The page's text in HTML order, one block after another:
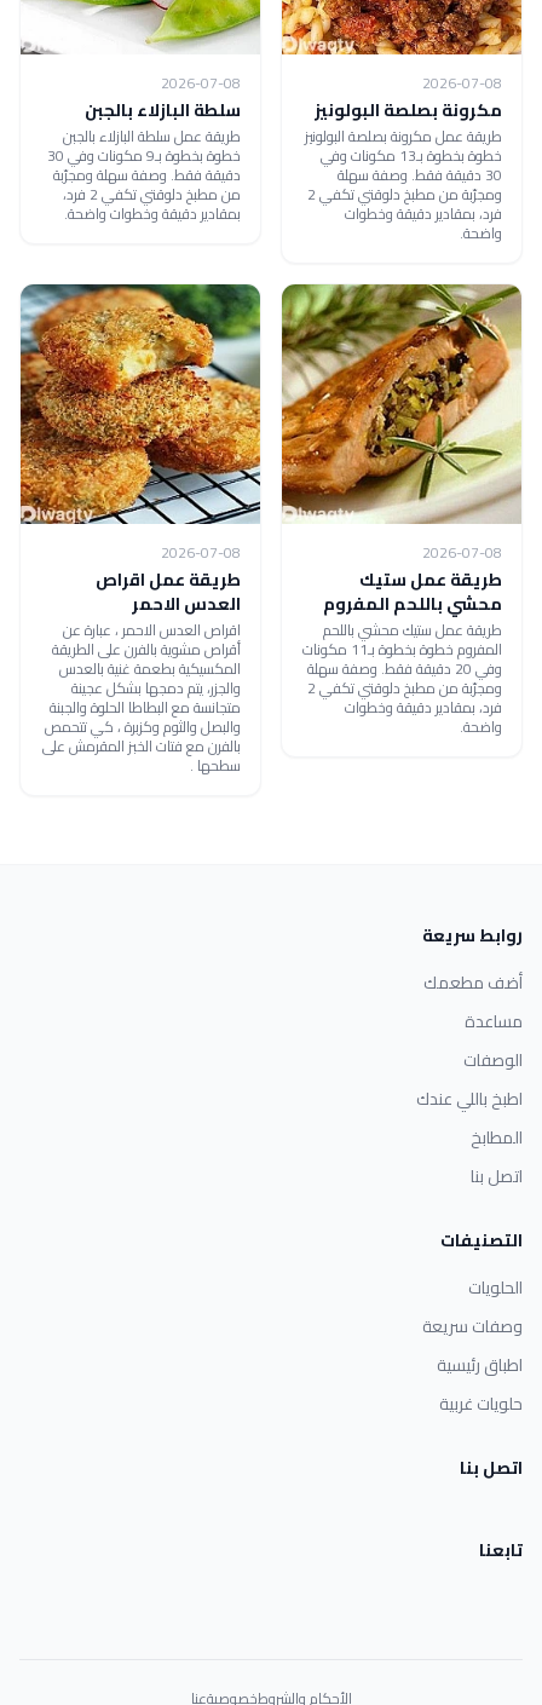
2026-07-08
مكرونة بصلصة البولونيز
طريقة عمل مكرونة بصلصة البولونيز
خطوة بخطوة بـ13 مكونات وفي
30 دقيقة فقط. وصفة سهلة
ومجرّبة من مطبخ دلوقتي تكفي 2
فرد، بمقادير دقيقة وخطوات
واضحة.
2026-07-08
سلطة البازلاء بالجبن
طريقة عمل سلطة البازلاء بالجبن
خطوة بخطوة بـ9 مكونات وفي 30
دقيقة فقط. وصفة سهلة ومجرّبة
من مطبخ دلوقتي تكفي 2 فرد،
بمقادير دقيقة وخطوات واضحة.
2026-07-08
طريقة عمل ستيك
محشي باللحم المفروم
طريقة عمل ستيك محشي باللحم
المفروم خطوة بخطوة بـ11 مكونات
وفي 20 دقيقة فقط. وصفة سهلة
ومجرّبة من مطبخ دلوقتي تكفي 2
فرد، بمقادير دقيقة وخطوات
واضحة.
2026-07-08
طريقة عمل اقراص
العدس الاحمر
اقراص العدس الاحمر ، عبارة عن
أقراص مشوية بالفرن على الطريقة
المكسيكية بطعمة غنية بالعدس
والجزر، يتم دمجها بشكل عجينة
متجانسة مع البطاطا الحلوة والجبنة
والبصل والثوم وكزبرة ، كي تتحمص
بالفرن مع فتات الخبز المقرمش على
سطحها .
روابط سريعة
أضف مطعمك
مساعدة
الوصفات
اطبخ باللي عندك
المطابخ
اتصل بنا
التصنيفات
الحلويات
وصفات سريعة
اطباق رئيسية
حلويات غربية
اتصل بنا
تابعنا
الأحكام والشروطخصوصيةعنا